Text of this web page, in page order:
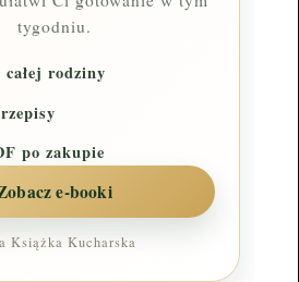
tygodniu.
rodziny
po zakupie
e-booki
Książka Kucharska